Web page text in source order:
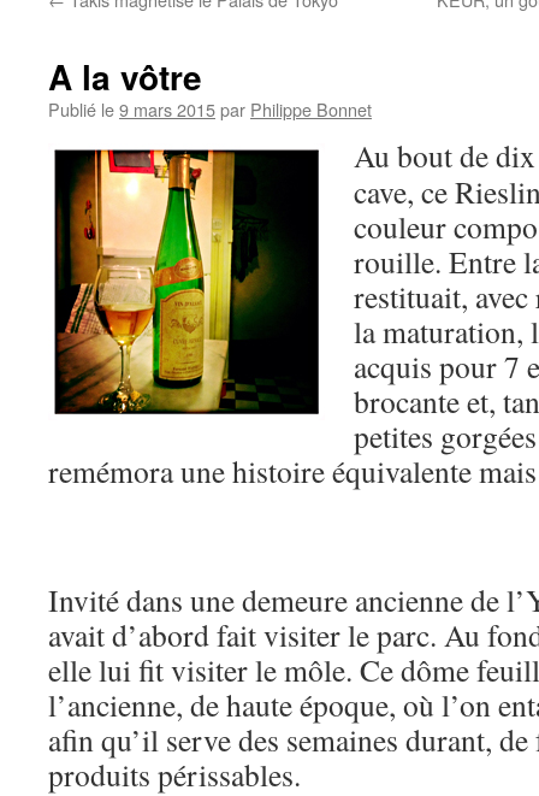
A la vôtre
Publié le9 mars 2015par Philippe Bonnet
Au bout de
cave, ce
couleur
rouille. Entre
restituait,
la maturation,
acquis pour 7
brocante et,
petites
remémora une histoire équivalente
Invité dans une demeure ancienne de
avait d’abord fait visiter le parc. Au
elle lui fit visiter le môle. Ce dôme
l’ancienne, de haute époque, où l’on
afin qu’il serve des semaines durant,
produits périssables.